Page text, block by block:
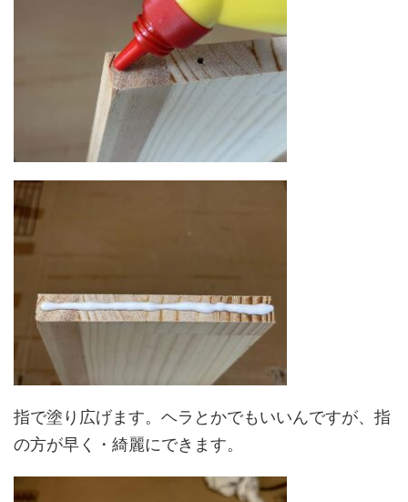
指で塗り広げます。ヘラとかでもいいんですが、指
の方が早く・綺麗にできます。